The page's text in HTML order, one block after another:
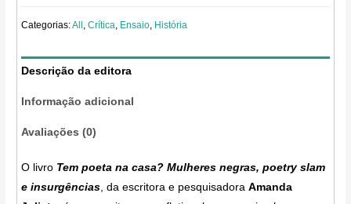
quantidade
Categorias:All ,Crítica, Ensaio, História
Descrição da editora
Informação adicional
Avaliações (0)
O livro Tem poeta na casa? Mulheres negras, poetry slam
e insurgências, da escritora e pesquisadoraAmanda